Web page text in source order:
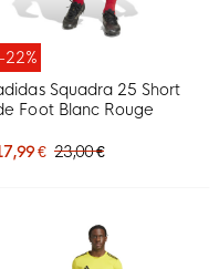
-22%
Squadra 25 Short
Foot Blanc Rouge
€ 23,00 €